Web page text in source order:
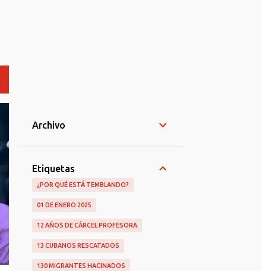
Archivo
Etiquetas
¿POR QUÉ ESTÁ TEMBLANDO?
01 DE ENERO 2025
12 AÑOS DE CÁRCEL PROFESORA
13 CUBANOS RESCATADOS
130 MIGRANTES HACINADOS